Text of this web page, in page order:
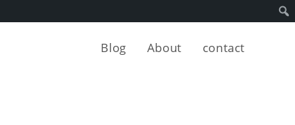
Blog About contact